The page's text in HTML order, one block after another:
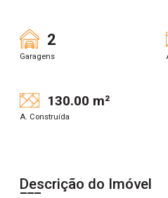
2
Garagens
130.00 m²
A. Construída
Descrição do Imóvel